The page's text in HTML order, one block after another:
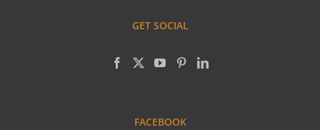
GET SOCIAL
FACEBOOK